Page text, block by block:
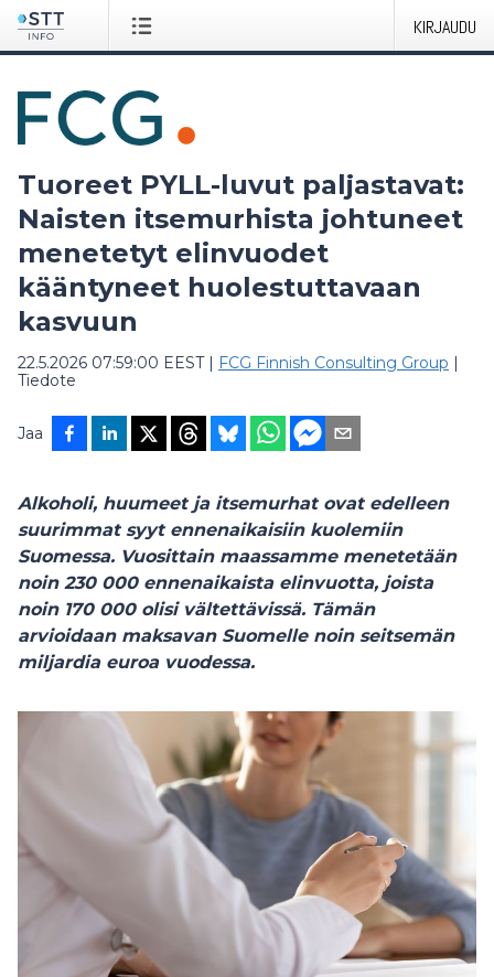
KIRJAUDU
Tuoreet PYLL-luvut paljastavat:
Naisten itsemurhista johtuneet
menetetyt elinvuodet
kääntyneet huolestuttavaan
kasvuun
22.5.2026 07:59:00 EEST| FCG Finnish Consulting Group |
Tiedote
Jaa
Alkoholi, huumeet ja itsemurhat ovat edelleen
suurimmat syyt ennenaikaisiin kuolemiin
Suomessa. Vuosittain maassamme menetetään
noin 230 000 ennenaikaista elinvuotta, joista
noin 170 000 olisi vältettävissä. Tämän
arvioidaan maksavan Suomelle noin seitsemän
miljardia euroa vuodessa.